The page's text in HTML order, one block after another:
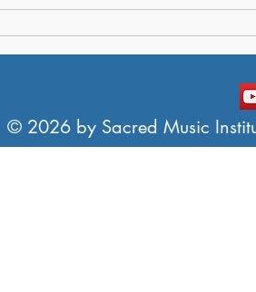
© 2026 by Sacred Music